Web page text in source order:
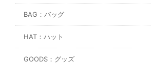
BAG：バッグ
HAT：ハット
GOODS：グッズ